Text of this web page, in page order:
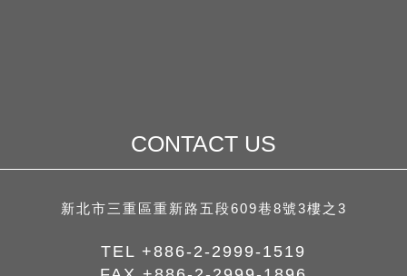
CONTACT US
新北市三重區重新路五段609巷8號3樓之3
TEL +886-2-2999-1519